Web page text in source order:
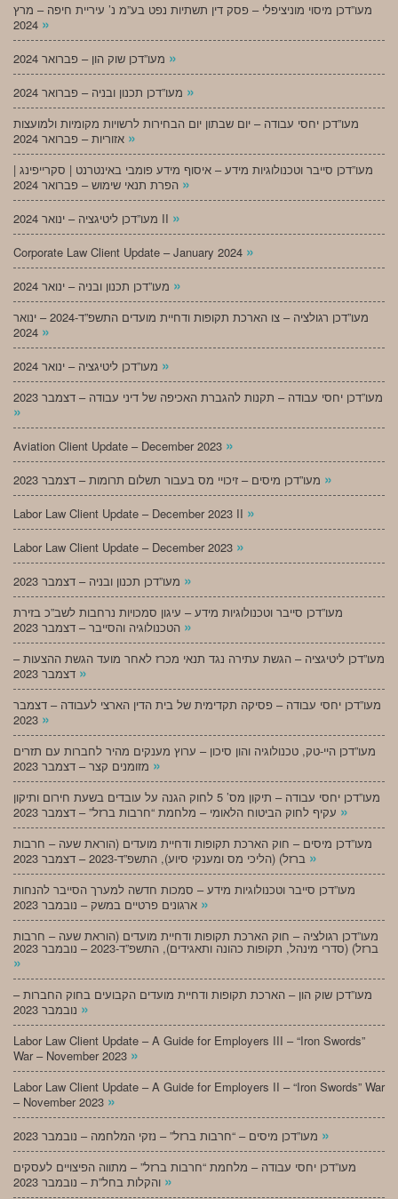
מעו”דכן מיסוי מוניציפלי – פסק דין תשתיות נפט בע”מ נ’ עיריית חיפה – מרץ
»
»
»
מעו”דכן יחסי עבודה – יום שבתון יום הבחירות לרשויות מקומיות ולמועצות
»
מעו”דכן סייבר וטכנולוגיות מידע – איסוף מידע פומבי באינטרנט | סקרייפינג |
»
מעו”דכן ליטיגציה – ינואר 2024 II »
Corporate Law Client Update – January 2024 »
»
מעו”דכן רגולציה – צו הארכת תקופות ודחיית מועדים התשפ”ד-2024 – ינואר
»
»
מעו”דכן יחסי עבודה – תקנות להגברת האכיפה של דיני עבודה – דצמבר 2023
»
Aviation Client Update – December 2023 »
»
Labor Law Client Update – December 2023 II »
Labor Law Client Update – December 2023 »
»
מעו”דכן סייבר וטכנולוגיות מידע – עיגון סמכויות נרחבות לשב”כ בזירת
»
מעו”דכן ליטיגציה – הגשת עתירה נגד תנאי מכרז לאחר מועד הגשת ההצעות –
»
מעו”דכן יחסי עבודה – פסיקה תקדימית של בית הדין הארצי לעבודה – דצמבר
»
מעו”דכן היי-טק, טכנולוגיה והון סיכון – ערוץ מענקים מהיר לחברות עם תזרים
»
מעו”דכן יחסי עבודה – תיקון מס’ 5 לחוק הגנה על עובדים בשעת חירום ותיקון
»
מעו”דכן מיסים – חוק הארכת תקופות ודחיית מועדים (הוראת שעה – חרבות
»
מעו”דכן סייבר וטכנולוגיות מידע – סמכות חדשה למערך הסייבר להנחות
»
מעו”דכן רגולציה – חוק הארכת תקופות ודחיית מועדים (הוראת שעה – חרבות
ברזל) (סדרי מינהל, תקופות כהונה ותאגידים), התשפ”ד-2023 – נובמבר 2023
»
מעו”דכן שוק הון – הארכת תקופות ודחיית מועדים הקבועים בחוק החברות –
»
Labor Law Client Update – A Guide for Employers III – “Iron Swords”
War – November 2023 »
Labor Law Client Update – A Guide for Employers II – “Iron Swords” War
– November 2023 »
»
מעו”דכן יחסי עבודה – מלחמת “חרבות ברזל” – מתווה הפיצויים לעסקים
»